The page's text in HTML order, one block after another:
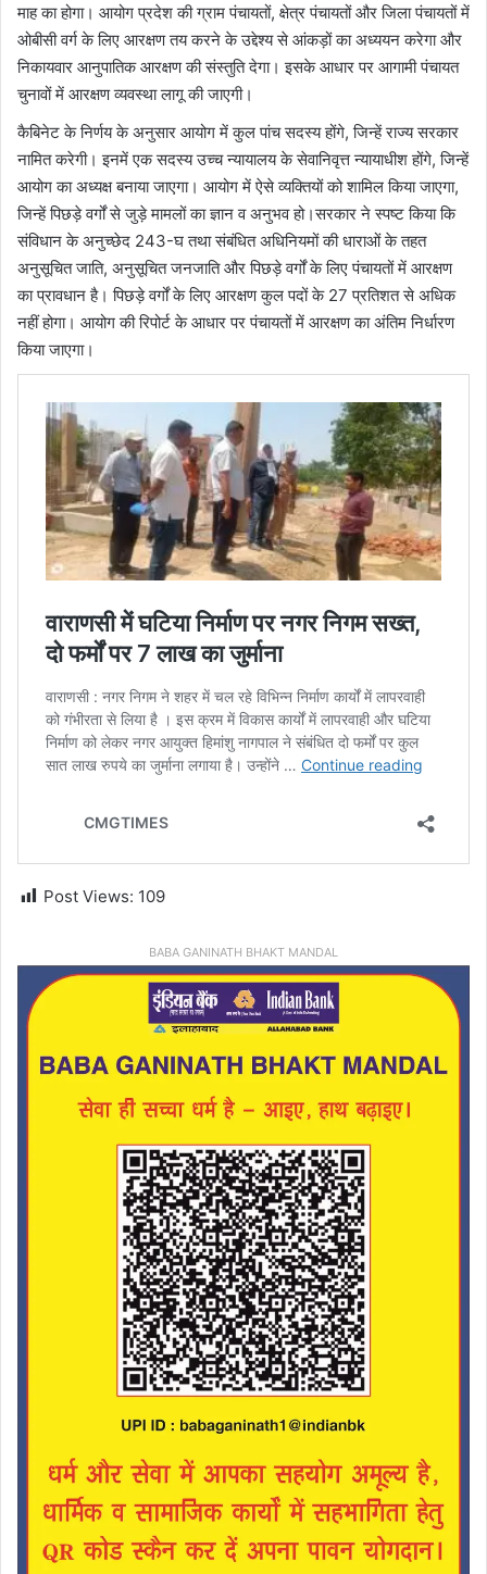
माह का होगा। आयोग प्रदेश की ग्राम पंचायतों, क्षेत्र पंचायतों और जिला पंचायतों में
ओबीसी वर्ग के लिए आरक्षण तय करने के उद्देश्य से आंकड़ों का अध्ययन करेगा और
निकायवार आनुपातिक आरक्षण की संस्तुति देगा। इसके आधार पर आगामी पंचायत
चुनावों में आरक्षण व्यवस्था लागू की जाएगी।
कैबिनेट के निर्णय के अनुसार आयोग में कुल पांच सदस्य होंगे, जिन्हें राज्य सरकार
नामित करेगी। इनमें एक सदस्य उच्च न्यायालय के सेवानिवृत्त न्यायाधीश होंगे, जिन्हें
आयोग का अध्यक्ष बनाया जाएगा। आयोग में ऐसे व्यक्तियों को शामिल किया जाएगा,
जिन्हें पिछड़े वर्गों से जुड़े मामलों का ज्ञान व अनुभव हो।सरकार ने स्पष्ट किया कि
संविधान के अनुच्छेद 243-घ तथा संबंधित अधिनियमों की धाराओं के तहत
अनुसूचित जाति, अनुसूचित जनजाति और पिछड़े वर्गों के लिए पंचायतों में आरक्षण
का प्रावधान है। पिछड़े वर्गों के लिए आरक्षण कुल पदों के 27 प्रतिशत से अधिक
नहीं होगा। आयोग की रिपोर्ट के आधार पर पंचायतों में आरक्षण का अंतिम निर्धारण
किया जाएगा।
Post Views: 109
BABA GANINATH BHAKT MANDAL